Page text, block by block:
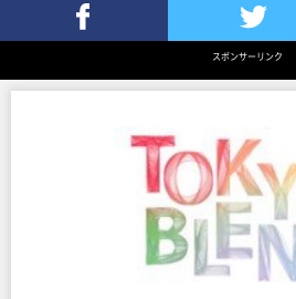
Twitterでツイート
スポンサーリンク